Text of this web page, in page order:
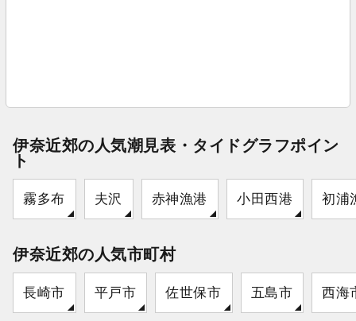
伊奈近郊の人気潮見表・タイドグラフポイン
ト
霧多布 夫沢 赤神漁港 小田西港 初浦
伊奈近郊の人気市町村
長崎市 平戸市 佐世保市 五島市 西海